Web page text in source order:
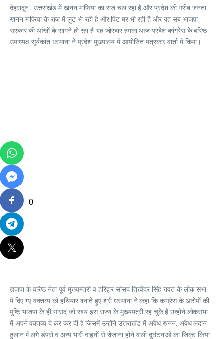
0
देहरादून : उत्तराखंड में खनन माफिया का राज चल रहा है और प्रदेश की गरीब जनता
खनन माफिया के राज में लुट भी रही है और पिट मर भी रही है और यह सब भाजपा
सरकार की आंखों के सामने हो रहा है यह जोरदार हमला आज प्रदेश कांग्रेस के वरिष्ठ
उपाध्यक्ष सूर्यकांत धस्माना ने प्रदेश मुख्यालय में आयोजित पत्रकार वार्ता में किया।
ज्ञजपा के वरिष्ठ नेता पूर्व मुख्यमंत्री व हरिद्वार सांसद त्रिवेंद्र सिंह रावत के लोक सभा
में दिए गए वक्तव्य को हथियार बनाते हुए श्री धस्माना ने कहा कि कांग्रेस के आरोपों की
पुष्टि भाजपा के ही सांसद जो स्वयं इस राज्य के मुख्यमंत्री रह चुके हैं उन्होंने लोकसभा
में अपने वक्तव्य दे कर कर दी है जिसमें उन्होंने उत्तराखंड में अवैध खनन, अवैध लदान
ढुलान में लगे डंपरों व अन्य भारी वाहनों से रोजाना होने वाली दुर्घटनाओं का जिक्र किया